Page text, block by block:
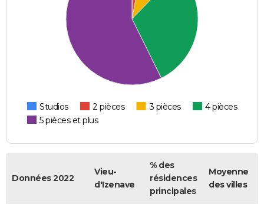
Studios 2 pièces 3 pièces
4 pièces
5 pièces et plus
Données 2022
Vieu-
d'Izenave
% des
résidences
principales
Moyenne
des villes